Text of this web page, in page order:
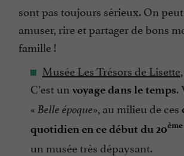
sont pas toujours sérieux. On peut
amuser, rire et partager de bons
famille !
Musée Les Trésors de Lisette
C’est un voyage dans le temps.
« Belle époque», au milieu de ces
quotidien en ce début du 20ème
un musée très dépaysant.